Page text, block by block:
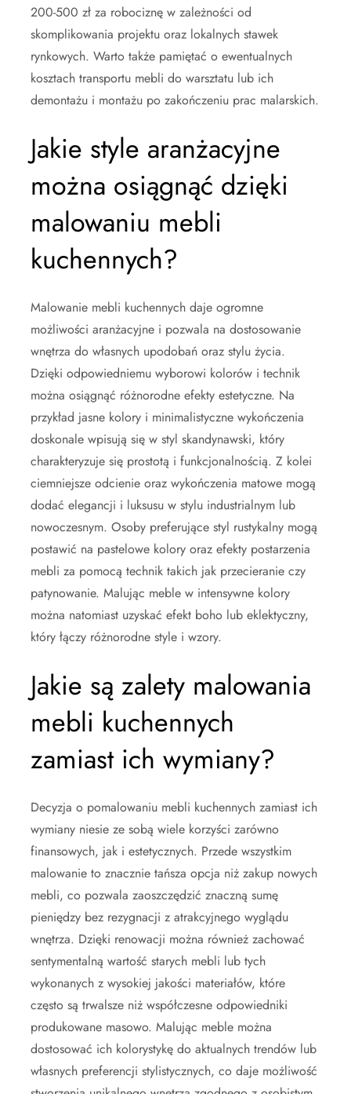
200-500 zł za robociznę w zależności od
skomplikowania projektu oraz lokalnych stawek
rynkowych. Warto także pamiętać o ewentualnych
kosztach transportu mebli do warsztatu lub ich
demontażu i montażu po zakończeniu prac malarskich.
Jakie style aranżacyjne
można osiągnąć dzięki
malowaniu mebli
kuchennych?
Malowanie mebli kuchennych daje ogromne
możliwości aranżacyjne i pozwala na dostosowanie
wnętrza do własnych upodobań oraz stylu życia.
Dzięki odpowiedniemu wyborowi kolorów i technik
można osiągnąć różnorodne efekty estetyczne. Na
przykład jasne kolory i minimalistyczne wykończenia
doskonale wpisują się w styl skandynawski, który
charakteryzuje się prostotą i funkcjonalnością. Z kolei
ciemniejsze odcienie oraz wykończenia matowe mogą
dodać elegancji i luksusu w stylu industrialnym lub
nowoczesnym. Osoby preferujące styl rustykalny mogą
postawić na pastelowe kolory oraz efekty postarzenia
mebli za pomocą technik takich jak przecieranie czy
patynowanie. Malując meble w intensywne kolory
można natomiast uzyskać efekt boho lub eklektyczny,
który łączy różnorodne style i wzory.
Jakie są zalety malowania
mebli kuchennych
zamiast ich wymiany?
Decyzja o pomalowaniu mebli kuchennych zamiast ich
wymiany niesie ze sobą wiele korzyści zarówno
finansowych, jak i estetycznych. Przede wszystkim
malowanie to znacznie tańsza opcja niż zakup nowych
mebli, co pozwala zaoszczędzić znaczną sumę
pieniędzy bez rezygnacji z atrakcyjnego wyglądu
wnętrza. Dzięki renowacji można również zachować
sentymentalną wartość starych mebli lub tych
wykonanych z wysokiej jakości materiałów, które
często są trwalsze niż współczesne odpowiedniki
produkowane masowo. Malując meble można
dostosować ich kolorystykę do aktualnych trendów lub
własnych preferencji stylistycznych, co daje możliwość